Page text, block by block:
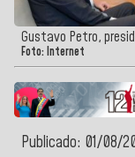
Gustavo Petro,
Foto: Internet
Publicado: 01/08/